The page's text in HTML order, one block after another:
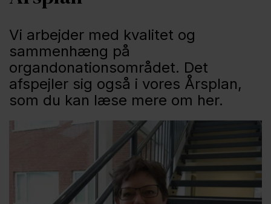
Vi arbejder med kvalitet og
sammenhæng på
organdonationsområdet. Det
afspejler sig også i vores Årsplan,
som du kan læse mere om her.